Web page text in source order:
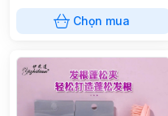
Chọn mua